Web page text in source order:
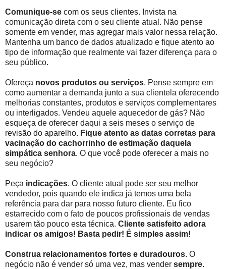
Comunique-se com os seus clientes. Invista na
comunicação direta com o seu cliente atual. Não pense
somente em vender, mas agregar mais valor nessa relação.
Mantenha um banco de dados atualizado e fique atento ao
tipo de informação que realmente vai fazer diferença para o
seu público.
Ofereça novos produtos ou serviços. Pense sempre em
como aumentar a demanda junto a sua clientela oferecendo
melhorias constantes, produtos e serviços complementares
ou interligados. Vendeu aquele aquecedor de gás? Não
esqueça de oferecer daqui a seis meses o serviço de
revisão do aparelho. Fique atento as datas corretas para
vacinação do cachorrinho de estimação daquela
simpática senhora. O que você pode oferecer a mais no
seu negócio?
Peça indicações. O cliente atual pode ser seu melhor
vendedor, pois quando ele indica já temos uma bela
referência para dar para nosso futuro cliente. Eu fico
estarrecido com o fato de poucos profissionais de vendas
usarem tão pouco esta técnica. Cliente satisfeito adora
indicar os amigos! Basta pedir! É simples assim!
Construa relacionamentos fortes e duradouros. O
negócio não é vender só uma vez, mas vender sempre.